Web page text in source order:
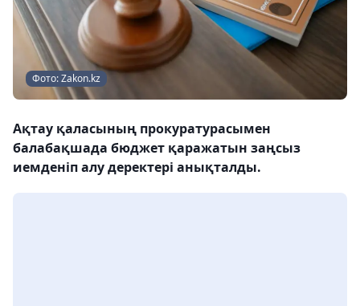
Фото: Zakon.kz
Ақтау қаласының прокуратурасымен
балабақшада бюджет қаражатын заңсыз
иемденiп алу деректері анықталды.